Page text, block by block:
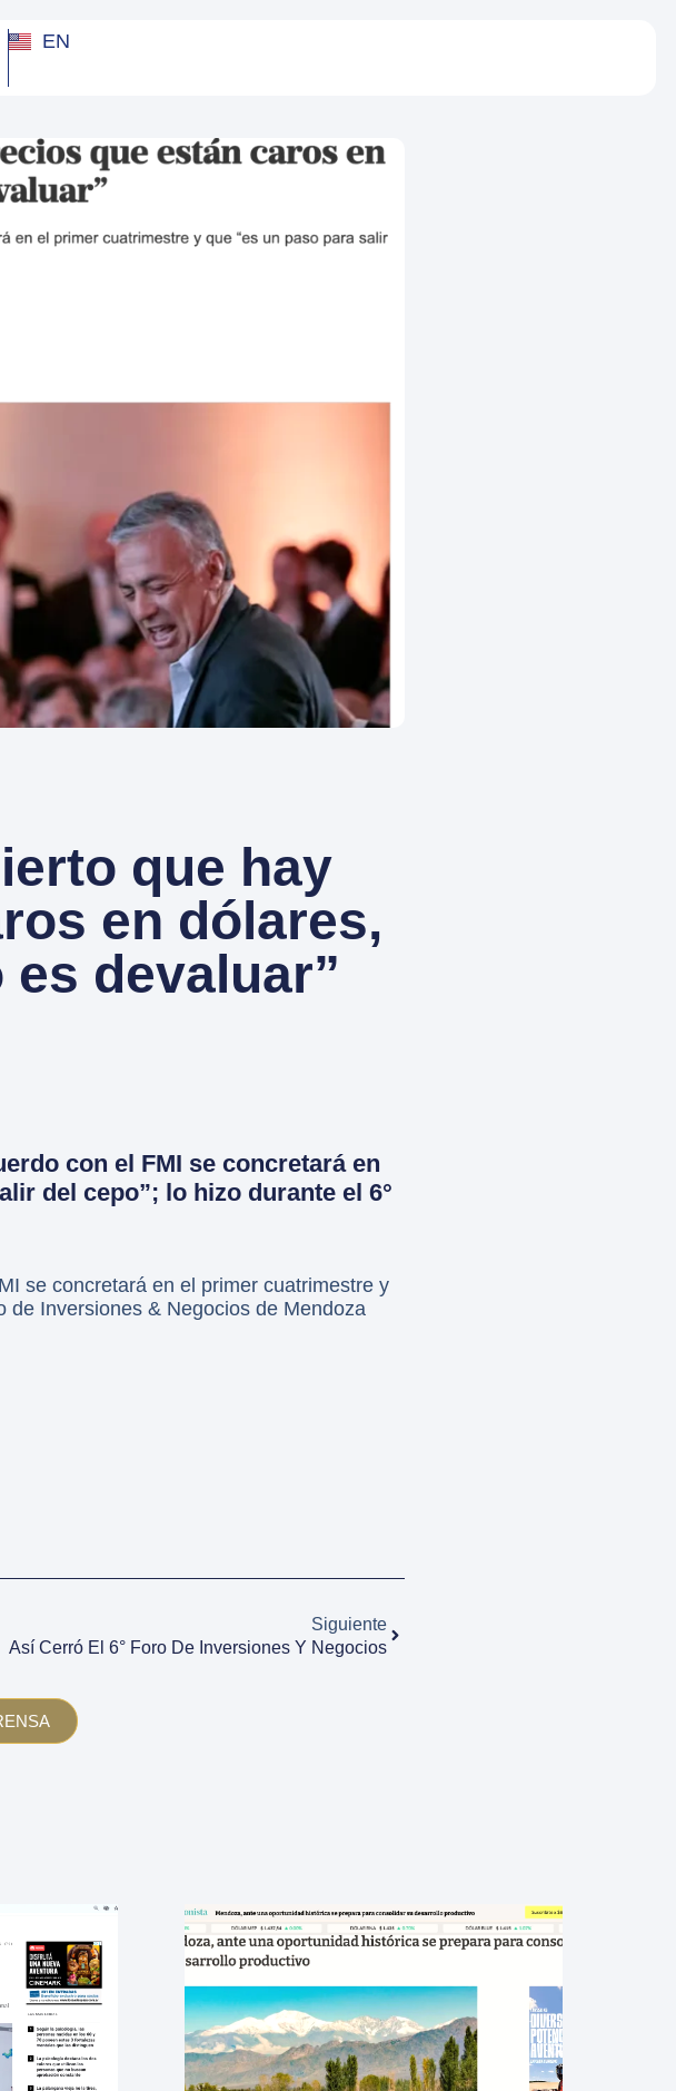
EN
que hay
en dólares,
devaluar”
con el FMI se concretará en
del cepo”; lo hizo durante el 6°
se concretará en el primer cuatrimestre y
de Inversiones & Negocios de Mendoza
Siguiente
Así Cerró El 6° Foro De Inversiones Y Negocios